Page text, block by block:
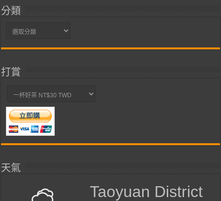
分類
分
打賞
天氣
Taoyuan District